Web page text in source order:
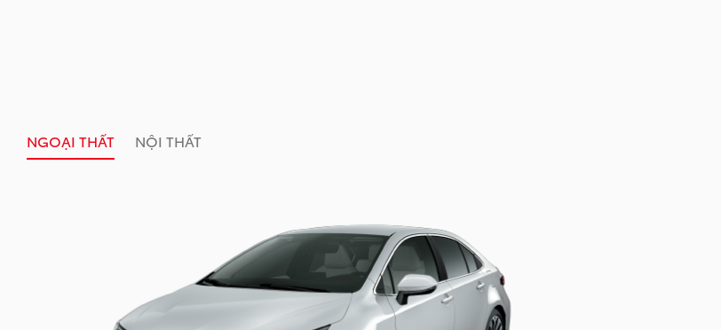
NGOẠI THẤT NỘI THẤT